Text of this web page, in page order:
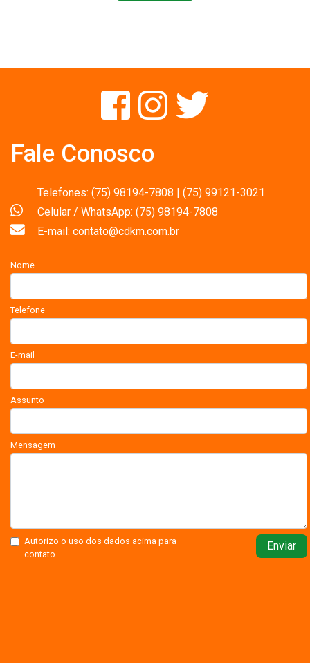
Fale Conosco
Telefones: (75) 98194-7808 | (75) 99121-3021
Celular / WhatsApp: (75) 98194-7808
E-mail: contato@cdkm.com.br
Nome
Telefone
E-mail
Assunto
Mensagem
Autorizo o uso dos dados acima para
contato.
Enviar